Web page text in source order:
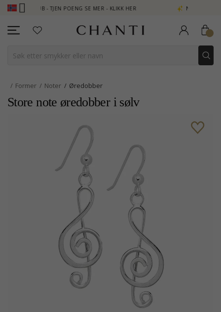
- TJEN POENG SE MER - KLIKK HER NEW COLLECTION |
Former Noter Øredobber
Store note øredobber i sølv